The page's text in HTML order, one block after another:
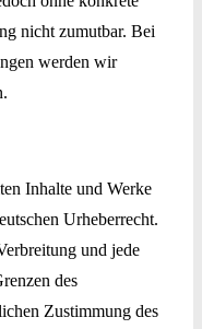
nicht zumutbar. Bei
werden wir
Inhalte und Werke
Urheberrecht.
und jede
des
Zustimmung des